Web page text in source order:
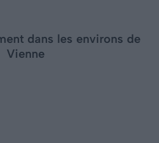
dans les environs de
Vienne